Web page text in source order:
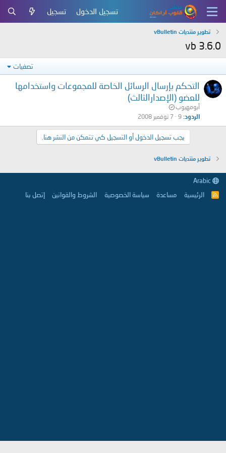
تسجيل الدخول تسجيل
تطوير منتديات vBulletin
vb 3.6.0
تصفيات
التحكم بإرسال الرسائل الخاصة للمجموعات واستخدامها
للعضو (الإصدارالثالث)
أبومهيوب
الردود 9 7 نوفمبر 2008
يجب تسجيل الدخول أو التسجيل كي تتمكن من النشر هنا.
تطوير منتديات vBulletin
R
الرئيسية مساعدة سياسة الخصوصية الشروط والقوانين إتصل بنا